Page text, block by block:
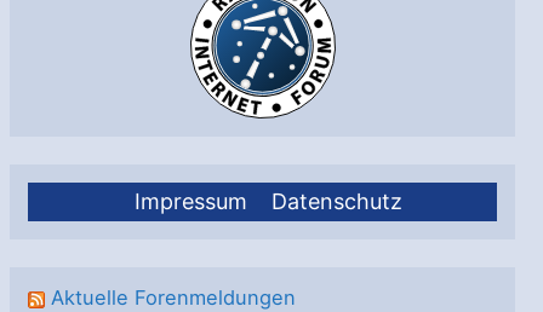
Impressum Datenschutz
Aktuelle Forenmeldungen